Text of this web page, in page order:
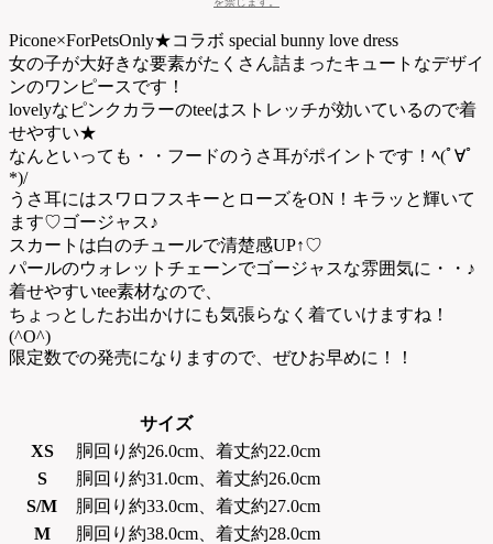
Picone×ForPetsOnly★コラボ special bunny love dress
女の子が大好きな要素がたくさん詰まったキュートなデザイ
ンのワンピースです！
lovelyなピンクカラーのteeはストレッチが効いているので着
せやすい★
なんといっても・・フードのうさ耳がポイントです！ﾍ(ﾟ∀ﾟ
*)/
うさ耳にはスワロフスキーとローズをON！キラッと輝いて
ます♡ゴージャス♪
スカートは白のチュールで清楚感UP↑♡
パールのウォレットチェーンでゴージャスな雰囲気に・・♪
着せやすいtee素材なので、
ちょっとしたお出かけにも気張らなく着ていけますね！
(^O^)
限定数での発売になりますので、ぜひお早めに！！
サイズ
XS
胴回り約26.0cm、着丈約22.0cm
S
胴回り約31.0cm、着丈約26.0cm
S/M
胴回り約33.0cm、着丈約27.0cm
M
胴回り約38.0cm、着丈約28.0cm